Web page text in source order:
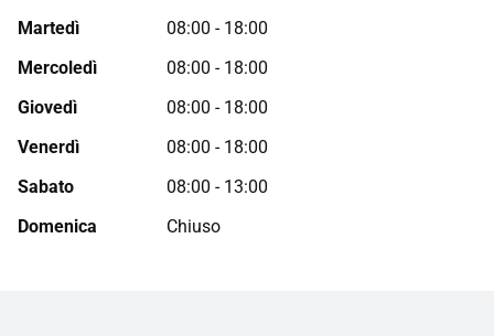
Martedì
08:00 - 18:00
Mercoledì
08:00 - 18:00
Giovedì
08:00 - 18:00
Venerdì
08:00 - 18:00
Sabato
08:00 - 13:00
Domenica
Chiuso